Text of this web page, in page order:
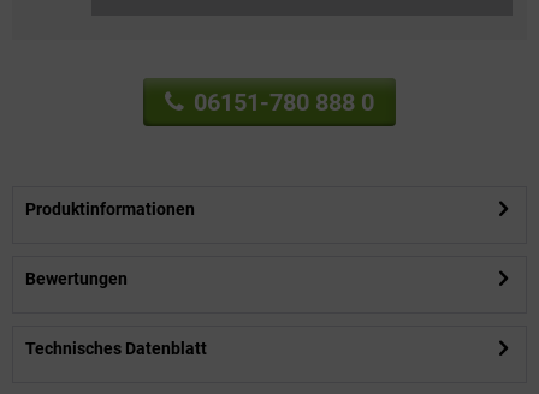
06151-780 888 0
Produktinformationen
Bewertungen
Technisches Datenblatt